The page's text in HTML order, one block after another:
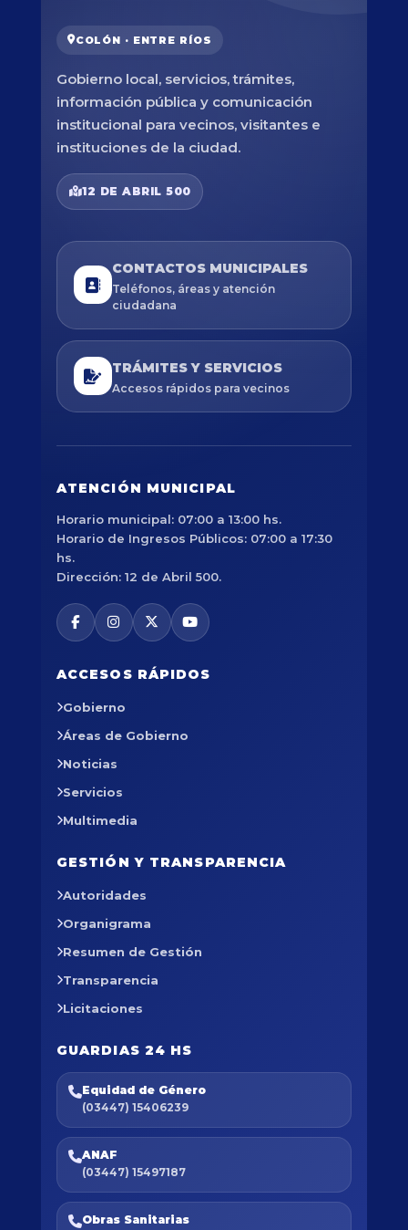
COLÓN · ENTRE RÍOS
Gobierno local, servicios, trámites,
información pública y comunicación
institucional para vecinos, visitantes e
instituciones de la ciudad.
12 DE ABRIL 500
CONTACTOS MUNICIPALES
Teléfonos, áreas y atención
ciudadana
TRÁMITES Y SERVICIOS
Accesos rápidos para vecinos
ATENCIÓN MUNICIPAL
Horario municipal: 07:00 a 13:00 hs.
Horario de Ingresos Públicos: 07:00 a 17:30
hs.
Dirección: 12 de Abril 500.
ACCESOS RÁPIDOS
Gobierno
Áreas de Gobierno
Noticias
Servicios
Multimedia
GESTIÓN Y TRANSPARENCIA
Autoridades
Organigrama
Resumen de Gestión
Transparencia
Licitaciones
GUARDIAS 24 HS
Equidad de Género
(03447) 15406239
ANAF
(03447) 15497187
Obras Sanitarias